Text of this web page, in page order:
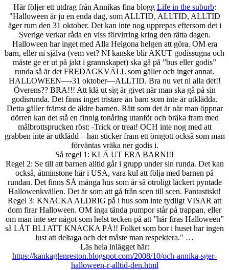
Här följer ett utdrag från Annikas fina blogg Life in the suburb:
"Halloween är ju en enda dag, som ALLTID, ALLTID, ALLTID
äger rum den 31 oktober. Det kan inte nog upprepas eftersom det i
Sverige verkar råda en viss förvirring kring den rätta dagen.
Halloween har inget med Alla Helgona helgen att göra. OM era
barn, eller ni själva (vem vet? NI kanske blir AKUT godissugna och
måste ge er ut på jakt i grannskapet) ska gå på ”bus eller godis”
runda så är det FREDAGKVÄLL som gäller och inget annat.
HALLOWEEN—-31 oktober—ALLTID. Bra nu vet ni alla det!!
Överens?? BRA!!! Att klä ut sig är givet när man ska gå på sin
godisrunda. Det finns inget tristare än barn som inte är utklädda.
Detta gäller främst de äldre barnen. Rätt som det är när man öppnar
dörren kan det stå en finnig tonåring utanför och bräka fram med
målbrottsprucken röst: -Trick or treat! OCH inte nog med att
grabben inte är utklädd—han sticker fram ett örngott också som man
förväntas vräka ner godis i.
Så regel 1: KLÄ UT ERA BARN!!!
Regel 2: Se till att barnen alltid går i grupp under sin runda. Det kan
också, åtminstone här i USA, vara kul att följa med barnen på
rundan. Det finns SÅ många hus som är så otroligt läckert pyntade
Hallowenkvällen. Det är som att gå från scen till scen. Fantastiskt!
Regel 3: KNACKA ALDRIG på i hus som inte tydligt VISAR att
dom firar Halloween. OM inga tända pumpor står på trappan, eller
om man inte ser något som helst tecken på att ”här firas Halloween”
så LÅT BLI ATT KNACKA PÅ!! Folket som bor i huset har ingen
lust att deltaga och det måste man respektera." …
Läs hela inlägget här:
https://kankaglenreston.blogspot.com/2008/10/och-annika-sger-
halloween-r-alltid-den.html